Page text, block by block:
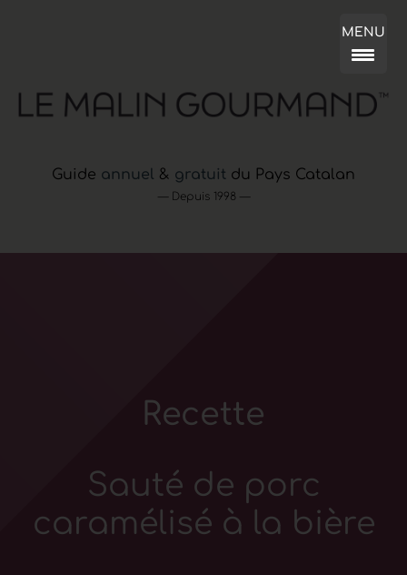
MENU
Guide annuel & gratuit du Pays Catalan
— Depuis 1998 —
Recette
Sauté de porc
caramélisé à la bière